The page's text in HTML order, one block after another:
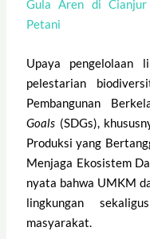
Gula Aren di
Petani
Upaya pengelolaan
pelestarian
Pembangunan
Goals (SDGs),
Produksi yang
Menjaga Ekosistem
nyata bahwa UMKM
lingkungan
masyarakat.